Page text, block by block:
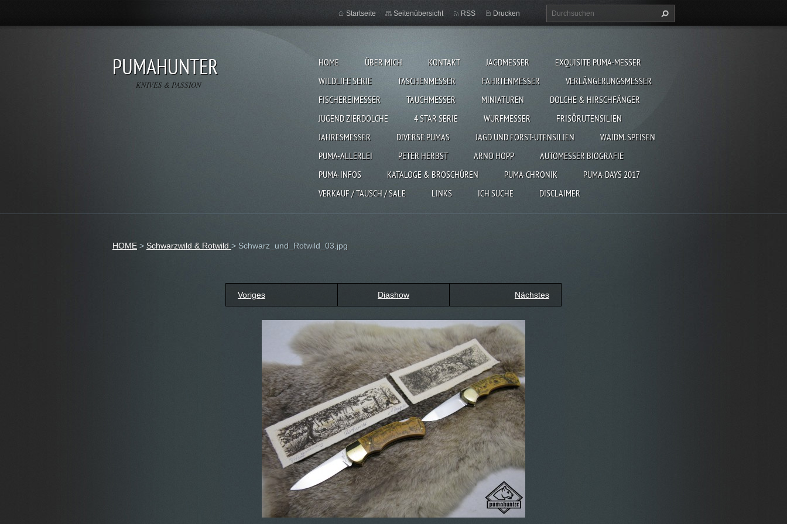
PUMAHUNTER
KNIVES & PASSION
HOME ÜBER MICH KONTAKT JAGDMESSER
EXQUISITE PUMA-MESSER
WILDLIFE SERIE
TASCHENMESSER FAHRTENMESSER
VERLÄNGERUNGSMESSER
FISCHEREIMESSER
TAUCHMESSER MINIATUREN
DOLCHE & HIRSCHFÄNGER
JUGEND ZIERDOLCHE
4 STAR SERIE WURFMESSER
FRISÖRUTENSILIEN
JAHRESMESSER
DIVERSE PUMAS JAGD UND FORST-UTENSILIEN
WAIDM. SPEISEN
PUMA-ALLERLEI
PETER HERBST ARNO HOPP
AUTOMESSER BIOGRAFIE
PUMA-INFOS
KATALOGE & BROSCHÜREN PUMA-CHRONIK
PUMA-DAYS 2017
VERKAUF / TAUSCH / SALE
LINKS ICH SUCHE DISCLAIMER
Startseite Seitenübersicht RSS Drucken
HOME > Schwarzwild & Rotwild > Schwarz_und_Rotwild_03.jpg
Voriges Diashow Nächstes